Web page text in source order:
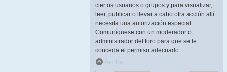
ciertos usuarios o grupos y para visualizar,
leer, publicar o llevar a cabo otra acción allí
necesita una autorización especial.
Comuníquese con un moderador o
administrador del foro para que se le
conceda el permiso adecuado.
Arriba